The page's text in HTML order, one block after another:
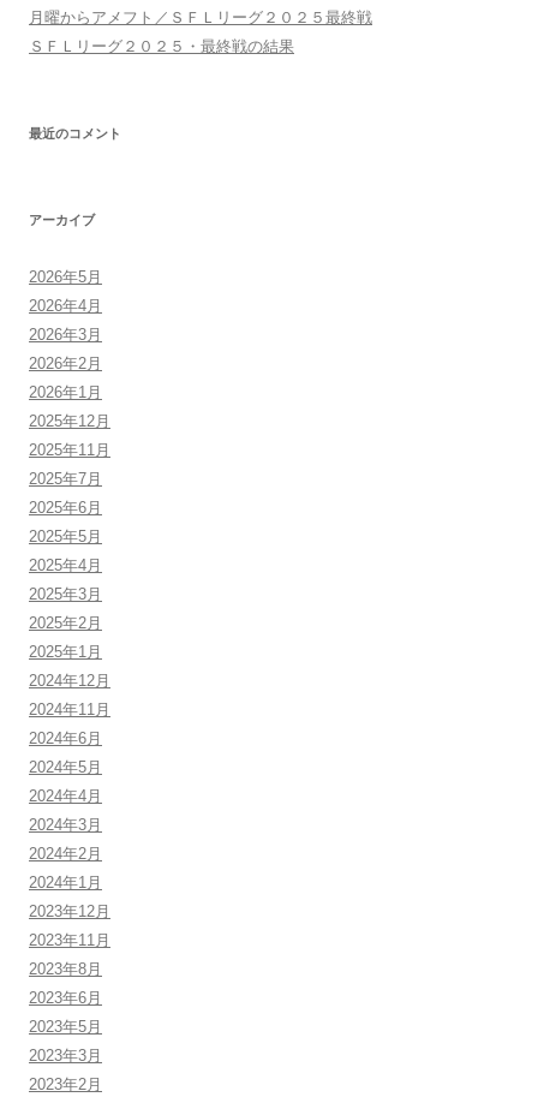
月曜からアメフト／ＳＦＬリーグ２０２５最終戦
ＳＦＬリーグ２０２５・最終戦の結果
最近のコメント
アーカイブ
2026年5月
2026年4月
2026年3月
2026年2月
2026年1月
2025年12月
2025年11月
2025年7月
2025年6月
2025年5月
2025年4月
2025年3月
2025年2月
2025年1月
2024年12月
2024年11月
2024年6月
2024年5月
2024年4月
2024年3月
2024年2月
2024年1月
2023年12月
2023年11月
2023年8月
2023年6月
2023年5月
2023年3月
2023年2月